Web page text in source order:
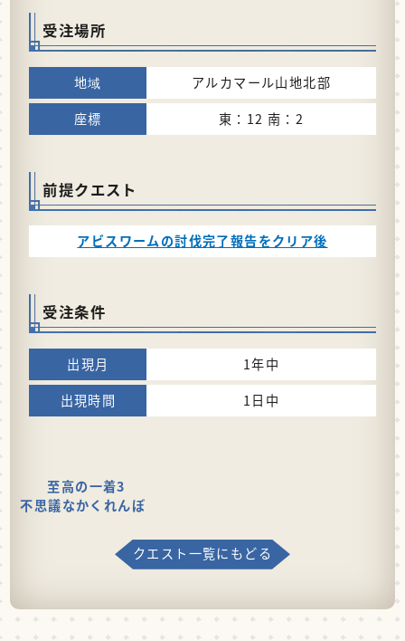
受注場所
アルカマール山地北部
東：12 南：2
前提クエスト
アビスワームの討伐完了報告をクリア後
受注条件
1年中
1日中
至高の一着3
不思議なかくれんぼ
クエスト一覧にもどる